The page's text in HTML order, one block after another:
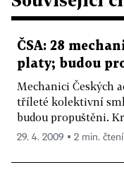
ČSA: 28
platy; budou
Mechanici Českých
tříleté kolektivní
budou propuštěni.
29. 4. 2009 ▪ 2 min. čtení